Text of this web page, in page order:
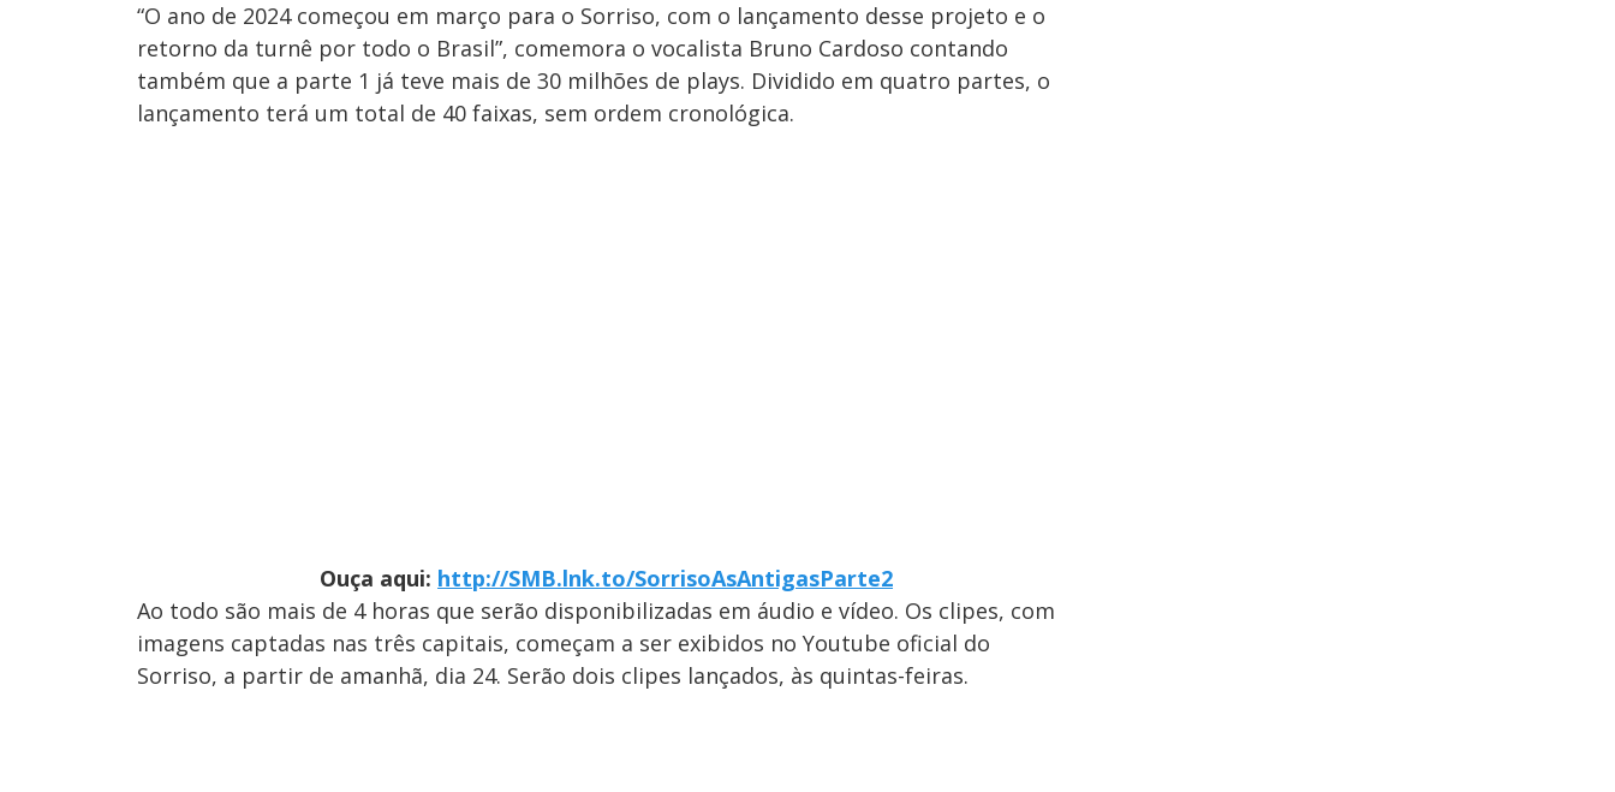
“O ano de 2024 começou em março para o Sorriso, com o lançamento desse projeto e o
retorno da turnê por todo o Brasil”, comemora o vocalista Bruno Cardoso contando
também que a parte 1 já teve mais de 30 milhões de plays. Dividido em quatro partes, o
lançamento terá um total de 40 faixas, sem ordem cronológica.
Ouça aqui: http://SMB.lnk.to/SorrisoAsAntigasParte2
Ao todo são mais de 4 horas que serão disponibilizadas em áudio e vídeo. Os clipes, com
imagens captadas nas três capitais, começam a ser exibidos no Youtube oficial do
Sorriso, a partir de amanhã, dia 24. Serão dois clipes lançados, às quintas-feiras.